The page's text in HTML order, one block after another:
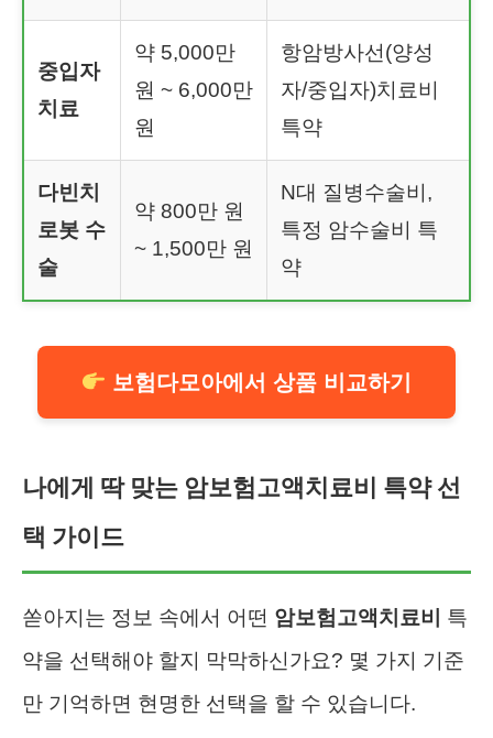
중입자
치료
약 5,000만
원 ~ 6,000만
원
항암방사선(양성
자/중입자)치료비
특약
다빈치
로봇 수
술
약 800만 원
~ 1,500만 원
N대 질병수술비,
특정 암수술비 특
약
보험다모아에서 상품 비교하기
나에게 딱 맞는 암보험고액치료비 특약 선
택 가이드
쏟아지는 정보 속에서 어떤 암보험고액치료비
특
약을 선택해야 할지 막막하신가요? 몇 가지 기준
만 기억하면 현명한 선택을 할 수 있습니다.